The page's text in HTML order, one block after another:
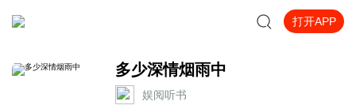
打开APP
多少深情烟雨中
娱阅听书